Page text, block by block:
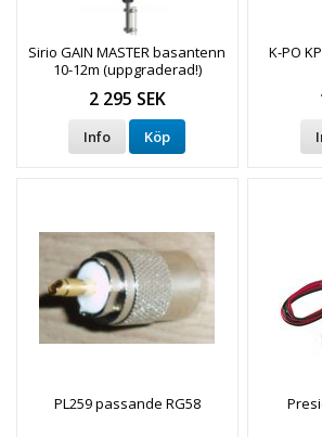
Sirio GAIN MASTER basantenn
10-12m (uppgraderad!)
2 295 SEK
Info Köp
K-PO
PL259 passande RG58